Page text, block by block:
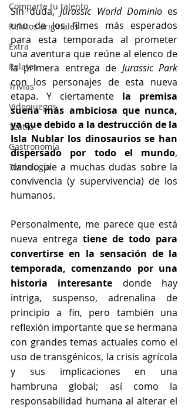
Comparte tu talento
Relatos originales
Extra
Relatos
Trivias
Videojuegos
Teatro
Gastronomía
Tecnología
Sin duda, Jurassic World Dominio es
uno de los filmes más esperados
para esta temporada al prometer
una aventura que reúne al elenco de
la primera entrega de
con los personajes de esta nueva
etapa. Y ciertamente la premisa
suena más ambiciosa que nunca,
ya que debido a la destrucción de la
Isla Nublar los dinosaurios se han
dispersado por todo el mundo,
dando pie a muchas dudas sobre la
convivencia (y supervivencia) de los
humanos.
Personalmente, me parece que está
nueva entrega tiene de todo para
convertirse en la sensación de la
temporada, comenzando por una
historia interesante donde hay
intriga, suspenso, adrenalina de
principio a fin, pero también una
reflexión importante que se hermana
con grandes temas actuales como el
uso de transgénicos, la crisis agrícola
y sus implicaciones en una
hambruna global; así como la
responsabilidad humana al alterar el